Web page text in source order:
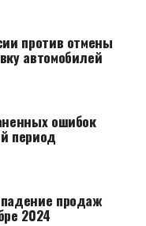
против отмены
автомобилей
ошибок
период
продаж
2024